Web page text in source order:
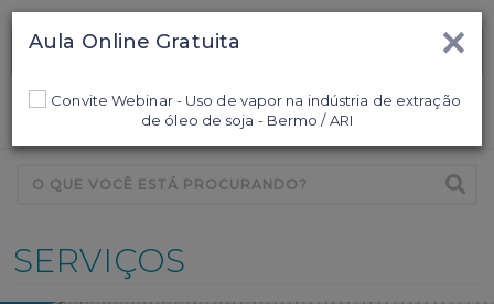
Ligamos para Você
SERVIÇOS
×
Aula Online Gratuita